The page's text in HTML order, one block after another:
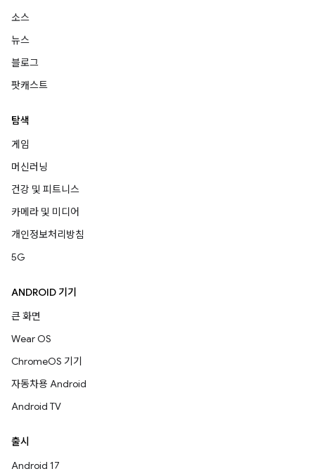
소스
뉴스
블로그
팟캐스트
탐색
게임
머신러닝
건강 및 피트니스
카메라 및 미디어
개인정보처리방침
5G
ANDROID 기기
큰 화면
Wear OS
ChromeOS 기기
자동차용 Android
Android TV
출시
Android 17